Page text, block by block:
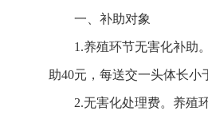
一、补助对象
1.养殖环节无害化补助
助40元，每送交一头体长小
2.无害化处理费。养殖